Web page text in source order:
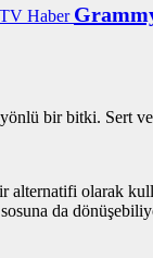
bir bitki. Sert
alternatifi olarak
da